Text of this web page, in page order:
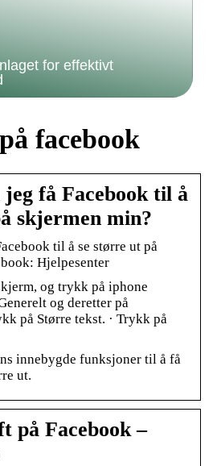
for effektivt
facebook
få Facebook til å
skjermen min?
til å se større ut på
Hjelpesenter
og trykk på iphone
og deretter på
på Større tekst. · Trykk på
innebygde funksjoner til å få
ut.
på Facebook –